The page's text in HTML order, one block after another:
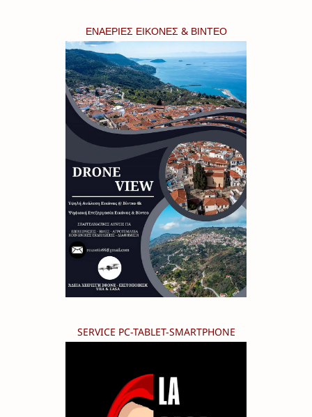
ΕΝΑΕΡΙΕΣ ΕΙΚΟΝΕΣ & ΒΙΝΤΕΟ
SERVICE PC-TABLET-SMARTPHONE